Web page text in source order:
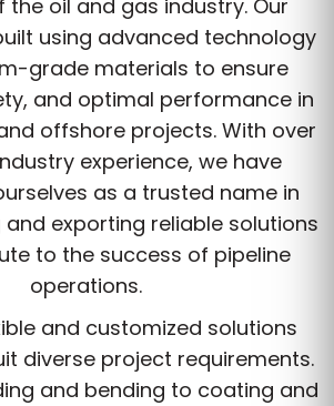
the oil and gas industry. Our
using advanced technology
grade materials to ensure
and optimal performance in
offshore projects. With over
experience, we have
as a trusted name in
exporting reliable solutions
to the success of pipeline
operations.
and customized solutions
diverse project requirements.
and bending to coating and